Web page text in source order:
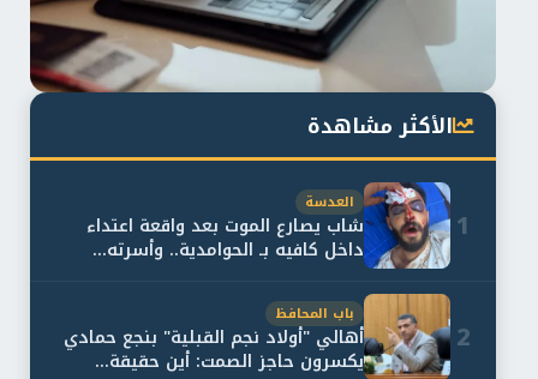
الأكثر مشاهدة
1
العدسة
شاب يصارع الموت بعد واقعة اعتداء
داخل كافيه بـ الحوامدية.. وأسرته...
2
باب المحافظ
أهالي "أولاد نجم القبلية" بنجع حمادي
يكسرون حاجز الصمت: أين حقيقة...